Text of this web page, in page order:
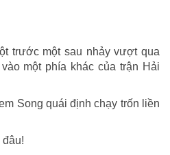
trước một sau nhảy vượt qua
một phía khác của trận Hải
Song quái định chạy trốn liền